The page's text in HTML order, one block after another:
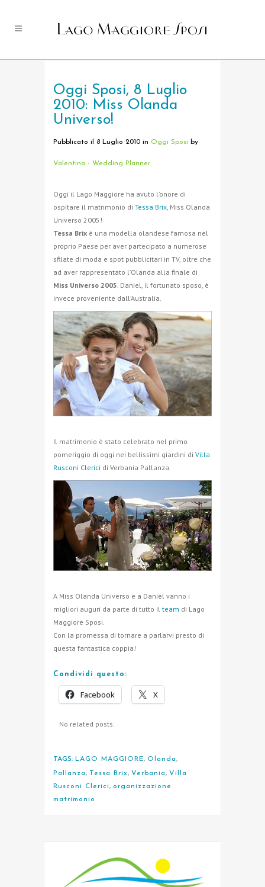
Oggi Sposi, 8 Luglio
2010: Miss Olanda
Universo!
Pubblicato il 8 Luglio 2010 in Oggi Sposi by
Valentina - Wedding Planner
Oggi il Lago Maggiore ha avuto l’onore di
ospitare il matrimonio di Tessa Brix, Miss Olanda
Universo 2005!
Tessa Brix è una modella olandese famosa nel
proprio Paese per aver partecipato a numerose
sfilate di moda e spot pubblicitari in TV, oltre che
ad aver rappresentato l’Olanda alla finale di
Miss Universo 2005. Daniel, il fortunato sposo, è
invece proveniente dall’Australia.
Il matrimonio è stato celebrato nel primo
pomeriggio di oggi nei bellissimi giardini di Villa
Rusconi Clerici di Verbania Pallanza.
A Miss Olanda Universo e a Daniel vanno i
migliori auguri da parte di tutto il team di Lago
Maggiore Sposi.
Con la promessa di tornare a parlarvi presto di
questa fantastica coppia!
Condividi questo:
Facebook X
No related posts.
TAGS: LAGO MAGGIORE, Olanda,
Pallanza, Tessa Brix, Verbania, Villa
Rusconi Clerici, organizzazione
matrimonio